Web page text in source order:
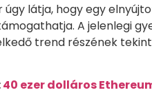
úgy látja, hogy egy
A jelenlegi
trend részének
40 ezer dolláros